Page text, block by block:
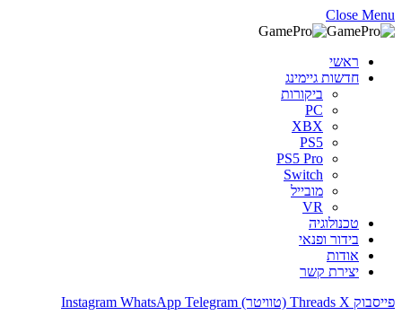
Close Menu
ראשי
חדשות גיימינג
ביקורות
PC
XBX
PS5
PS5 Pro
Switch
מובייל
VR
טכנולוגיה
בידור ופנאי
אודות
יצירת קשר
פייסבוק
Threads X (טוויטר) Instagram WhatsApp Telegram